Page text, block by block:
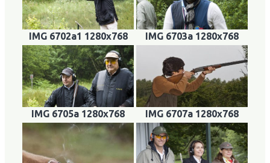
IMG 6702a1 1280x768 IMG 6703a 1280x768
IMG 6705a 1280x768 IMG 6707a 1280x768